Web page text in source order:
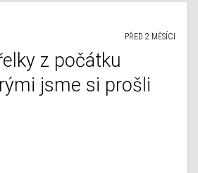
PŘED 2 MĚSÍCI
z počátku
jsme si prošli